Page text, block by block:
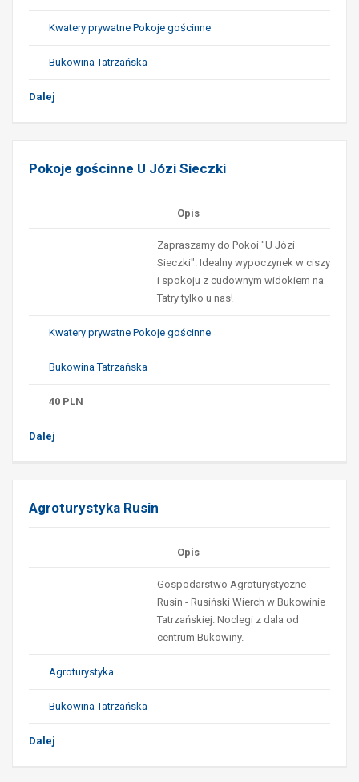
Kwatery prywatne Pokoje gościnne
Bukowina Tatrzańska
Dalej
Pokoje gościnne U Józi Sieczki
Opis
Zapraszamy do Pokoi "U Józi
Sieczki". Idealny wypoczynek w ciszy
i spokoju z cudownym widokiem na
Tatry tylko u nas!
Kwatery prywatne Pokoje gościnne
Bukowina Tatrzańska
40 PLN
Dalej
Agroturystyka Rusin
Opis
Gospodarstwo Agroturystyczne
Rusin - Rusiński Wierch w Bukowinie
Tatrzańskiej. Noclegi z dala od
centrum Bukowiny.
Agroturystyka
Bukowina Tatrzańska
Dalej